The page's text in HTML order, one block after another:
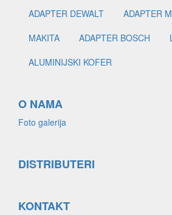
ADAPTER DEWALT
ADAPTER
MAKITA
ADAPTER BOSCH
ALUMINIJSKI KOFER
O NAMA
Foto galerija
DISTRIBUTERI
KONTAKT